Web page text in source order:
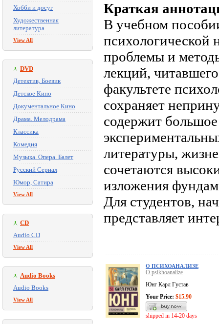
Хобби и досуг
Художественная
литература
View All
DVD
Детектив, Боевик
Детское Кино
Документальное Кино
Драма. Мелодрама
Классика
Комедия
Музыка. Опера. Балет
Русский Сериал
Юмор, Сатира
View All
CD
Audio CD
View All
Audio Books
Audio Books
View All
Краткая
В учебном
психологической
проблемы и
лекций,
факультете
сохраняет
содержит
литературы,
сочетаются
изложения
Для студентов,
представляет
О ПСИХОАНАЛИЗЕ
O psikhoanalize
Юнг Карл Густав
Your Price: $15.90
shipped in 14-20 days